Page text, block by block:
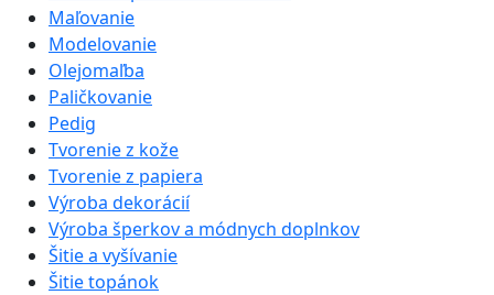
Maľovanie
Modelovanie
Olejomaľba
Paličkovanie
Pedig
Tvorenie z kože
Tvorenie z papiera
Výroba dekorácií
Výroba šperkov a módnych doplnkov
Šitie a vyšívanie
Šitie topánok